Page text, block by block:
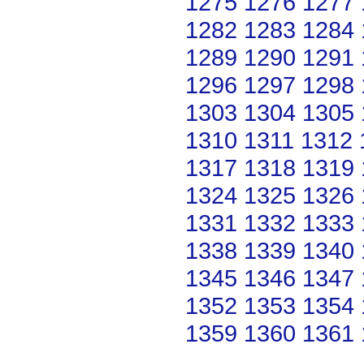
1282 1283 1284
1289 1290 1291
1296 1297 1298
1303 1304 1305
1310 1311 1312
1317 1318 1319
1324 1325 1326
1331 1332 1333
1338 1339 1340
1345 1346 1347
1352 1353 1354
1359 1360 1361